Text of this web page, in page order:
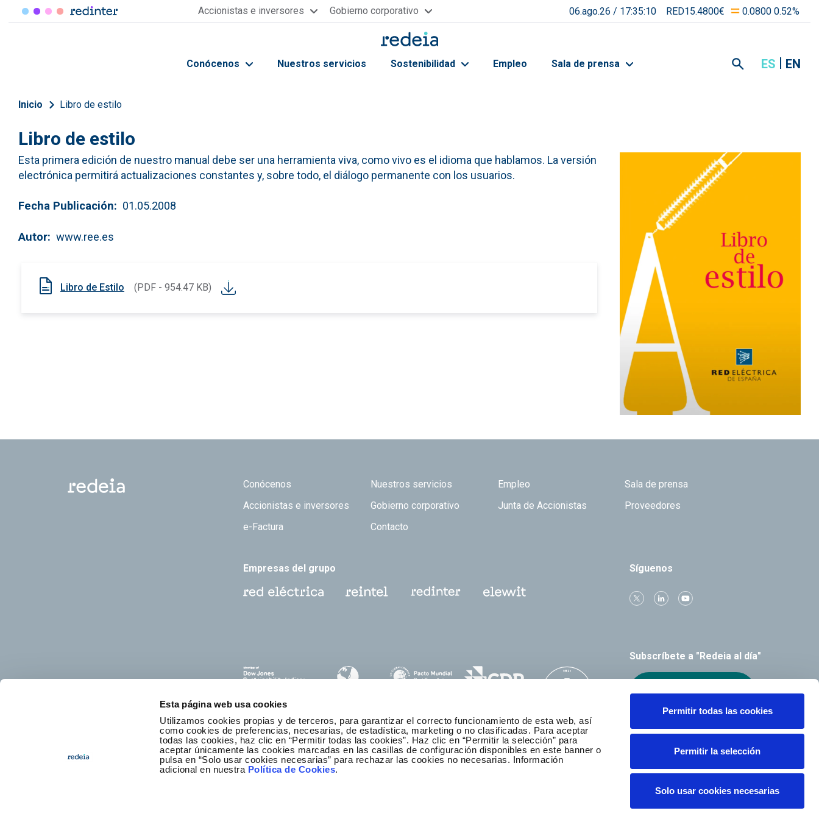
Esta página web usa cookies
Utilizamos cookies propias y de terceros, para garantizar el correcto funcionamiento de esta web, así
como cookies de preferencias, necesarias, de estadística, marketing o no clasificadas. Para aceptar
todas las cookies, haz clic en “Permitir todas las cookies”. Haz clic en “Permitir la selección” para
aceptar únicamente las cookies marcadas en las casillas de configuración disponibles en este banner o
pulsa en “Solo usar cookies necesarias” para rechazar las cookies no necesarias. Información
adicional en nuestra Política de Cookies.
Permitir todas las cookies
Permitir la selección
Solo usar cookies necesarias
Pasar al contenido principal Accionistas e inversores Gobierno corporativo 06.ago.26 / 17:35:10 RED15.4800€ 0.0800 0.52%
Conócenos Nuestros servicios Sostenibilidad Empleo Sala de prensa ES EN
Sobrescribir enlaces de ayuda a la navegación
Inicio Libro de estilo
Libro de estilo
Esta primera edición de nuestro manual debe ser una herramienta viva, como vivo es el idioma que hablamos. La versión
electrónica permitirá actualizaciones constantes y, sobre todo, el diálogo permanente con los usuarios.
Fecha Publicación 01.05.2008
Autor www.ree.es
Libro de Estilo (PDF - 954.47 KB)
Footer TOP
Conócenos Nuestros servicios Empleo
Sala de prensa
Accionistas e inversores
Gobierno corporativo Junta de Accionistas
Proveedores
e-Factura
Contacto
Empresas del grupo Síguenos
Subscríbete a "Redeia al día"
Recibe el boletín
Canal ético y de cumplimiento